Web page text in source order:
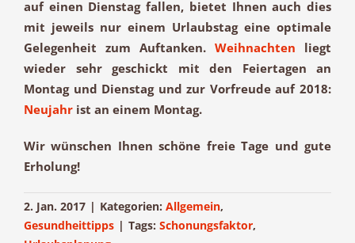
auf einen Dienstag fallen, bietet Ihnen auch dies
mit jeweils nur einem Urlaubstag eine optimale
Gelegenheit zum Auftanken. Weihnachten liegt
wieder sehr geschickt mit den Feiertagen an
Montag und Dienstag und zur Vorfreude auf 2018:
Neujahr ist an einem Montag.
Wir wünschen Ihnen schöne freie Tage und gute
Erholung!
2. Jan. 2017 | Kategorien: Allgemein,
Gesundheittipps | Tags: Schonungsfaktor,